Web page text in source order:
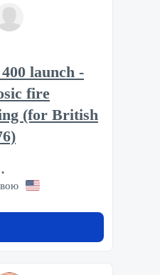
launch -
fire
(for British